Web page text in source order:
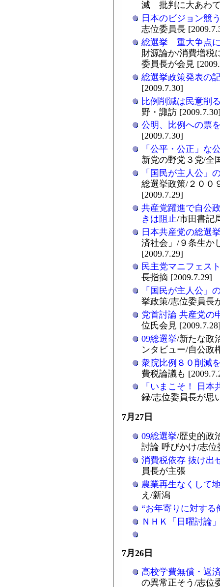
滅 批判に大あわて
日本のビジョン競
志位委員長
総選挙 重大争点
財源論か/消費増税
委員長が会見
総選挙政策発表の
[2009.7.30]
比例削減は民意削
野・諏訪
公明、比例への票
[2009.7.30]
「公平・公正」な
新党の野党３党/全
「国民が主人公」
総選挙政策/２００
[2009.7.29]
共産党躍進で自公
きは阻止/市田書記
日本共産党の総選
済社会」/９条生か
[2009.7.29]
民主党マニフェス
長指摘 [2009.7.29]
「国民が主人公」
挙政策/志位委員長
党首討論 共産党の
位氏会見
09総選挙/新たな政
ンタビュー/自公政
衆院比例８０削減
費税論議も
「いまこそ！ 日本
録/志位委員長が思
7月27日
09総選挙/歴史的政
討論 呼びかけ/志
消費税依存 抜け出
員長が主張
農業再生なくして
え/新潟
“お年寄りに対する
ＮＨＫ「日曜討論
7月26日
高校学費無償・返
の異常正そう/志位